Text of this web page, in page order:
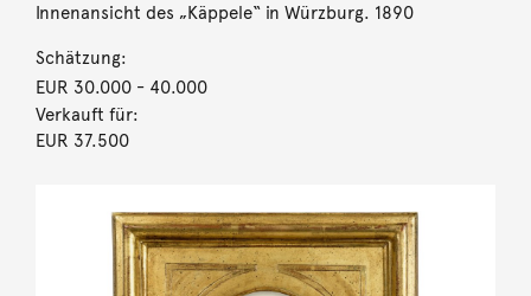
Innenansicht des „Käppele“ in Würzburg. 1890
Schätzung:
EUR 30.000- 40.000
Verkauft für:
EUR 37.500